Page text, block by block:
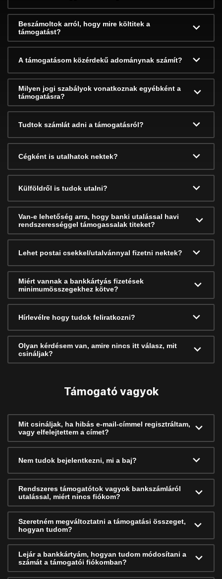
Beszámoltok arról, hogy mire költitek a
támogatást?
A támogatásom közérdekű adománynak számít?
Milyen jogi szabályok vonatkoznak egyébként a
támogatásra?
Tudtok számlát adni a támogatásról?
Cégként is utalhatok nektek?
Külföldről is tudok utalni?
Van-e lehetőség arra, hogy banki utalással havi
rendszerességgel támogassalak titeket?
Lehet postai csekkel/utalvánnyal fizetni nektek?
Miért vannak a bankkártyás fizetések
minimumösszegekhez kötve?
Hírlevélre hogy tudok feliratkozni?
Olyan kérdésem van, amire nincs itt válasz, mit
csináljak?
Támogató vagyok
Mit csináljak, ha hibás e-mail-címmel regisztráltam,
vagy elfelejtettem a címet?
Nem tudok bejelentkezni, mi a baj?
Rendszeres támogatótok vagyok bankszámláról
utalással, miért nincs fiókom?
Szeretném megváltoztatni a támogatási összeget,
hogyan tudom?
Lejár a bankkártyám, hogyan tudom módosítani a
számát a támogatói fiókomban?